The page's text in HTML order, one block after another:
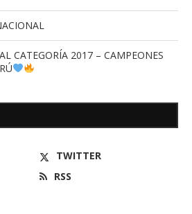
CATEGORÍA 2017 – CAMPEONES
TWITTER
RSS